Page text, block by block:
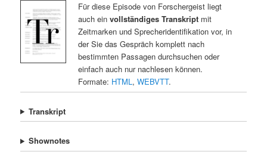
Für diese Episode von Forschergeist liegt
auch ein vollständiges Transkriptmit
Zeitmarken und Sprecheridentifikation vor, in
der Sie das Gespräch komplett nach
bestimmten Passagen durchsuchen oder
einfach auch nur nachlesen können.
Formate: HTML, WEBVTT.
Transkript
Shownotes